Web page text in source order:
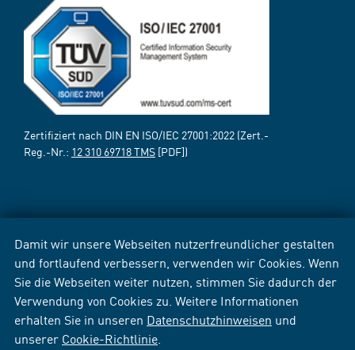
Damit wir unsere Webseiten nutzerfreundlicher gestalten
und fortlaufend verbessern, verwenden wir Cookies. Wenn
Sie die Webseiten weiter nutzen, stimmen Sie dadurch der
Verwendung von Cookies zu. Weitere Informationen
erhalten Sie in unseren Datenschutzhinweisen und
unserer Cookie-Richtlinie
Zertifiziert nach DIN EN ISO/IEC 27001:2022 (Zert.-
Reg.-Nr.: 12 310 69718 TMS [PDF])